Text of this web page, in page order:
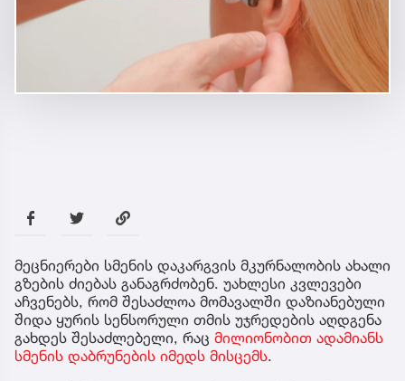
მეცნიერები სმენის დაკარგვის მკურნალობის ახალი
გზების ძიებას განაგრძობენ. უახლესი კვლევები
აჩვენებს, რომ შესაძლოა მომავალში დაზიანებული
შიდა ყურის სენსორული თმის უჯრედების აღდგენა
გახდეს შესაძლებელი, რაც მილიონობით ადამიანს
სმენის დაბრუნების იმედს მისცემს.